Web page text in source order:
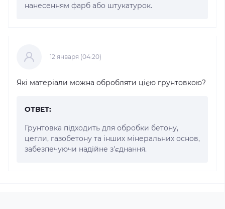
нанесенням фарб або штукатурок.
12 января (04:20)
Які матеріали можна обробляти цією грунтовкою?
ОТВЕТ:
Грунтовка підходить для обробки бетону,
цегли, газобетону та інших мінеральних основ,
забезпечуючи надійне з'єднання.